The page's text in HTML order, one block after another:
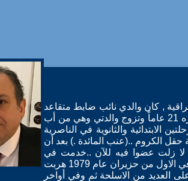
1954 في مدينة الناصرية العراقية , كان والدي نائب ضابط متقاعد
ينحدر من عائلة آشورية مسيحية من الموصل ..دخل الاسلام حينما كا ن عمره 21 عاماً وتزوج والدتي وهي من أب
الابتدائية والثانوية في الناصرية
الكروم ..(عنب المائدة .) بعد أن
لا زلت عضوا فيه للآن ..خدمت في
الجيش العراقي سنة ونصف وهربت لأنهم حاولي إعدامي لأسباب سياسية وفي الاول من حزيران عام 1979 هربت
العديد من الاسلحة ثم وفي أواخر